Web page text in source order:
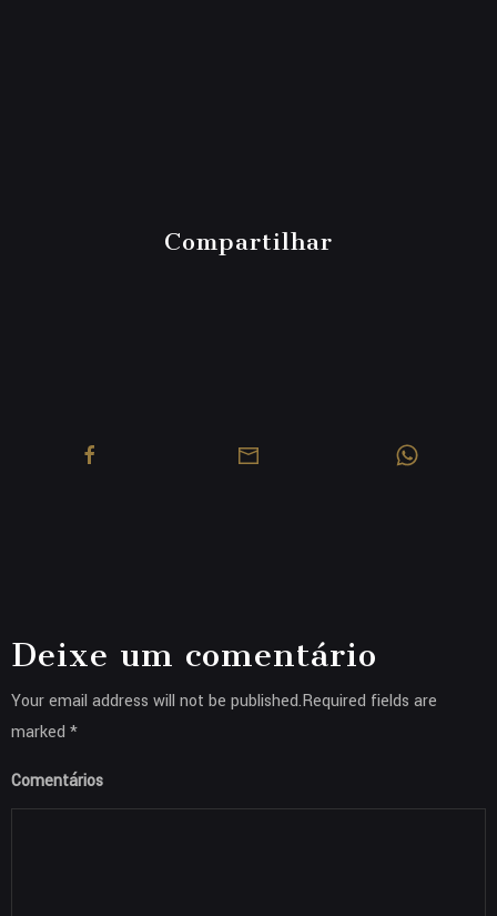
Compartilhar
Deixe um comentário
Your email address will not be published.Required fields are
marked *
Comentários